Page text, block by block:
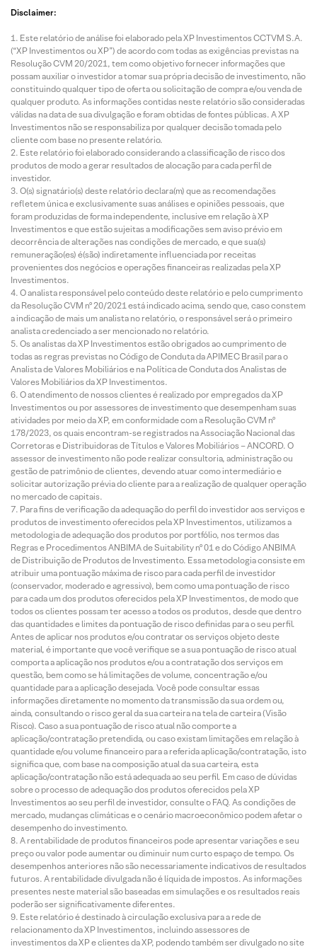
Disclaimer:
Este relatório de análise foi elaborado pela XP Investimentos CCTVM S.A.
(“XP Investimentos ou XP”) de acordo com todas as exigências previstas na
Resolução CVM 20/2021, tem como objetivo fornecer informações que
possam auxiliar o investidor a tomar sua própria decisão de investimento, não
constituindo qualquer tipo de oferta ou solicitação de compra e/ou venda de
qualquer produto. As informações contidas neste relatório são consideradas
válidas na data de sua divulgação e foram obtidas de fontes públicas. A XP
Investimentos não se responsabiliza por qualquer decisão tomada pelo
cliente com base no presente relatório.
Este relatório foi elaborado considerando a classificação de risco dos
produtos de modo a gerar resultados de alocação para cada perfil de
investidor.
O(s) signatário(s) deste relatório declara(m) que as recomendações
refletem única e exclusivamente suas análises e opiniões pessoais, que
foram produzidas de forma independente, inclusive em relação à XP
Investimentos e que estão sujeitas a modificações sem aviso prévio em
decorrência de alterações nas condições de mercado, e que sua(s)
remuneração(es) é(são) indiretamente influenciada por receitas
provenientes dos negócios e operações financeiras realizadas pela XP
Investimentos.
O analista responsável pelo conteúdo deste relatório e pelo cumprimento
da Resolução CVM nº 20/2021 está indicado acima, sendo que, caso constem
a indicação de mais um analista no relatório, o responsável será o primeiro
analista credenciado a ser mencionado no relatório.
Os analistas da XP Investimentos estão obrigados ao cumprimento de
todas as regras previstas no Código de Conduta da APIMEC Brasil para o
Analista de Valores Mobiliários e na Política de Conduta dos Analistas de
Valores Mobiliários da XP Investimentos.
O atendimento de nossos clientes é realizado por empregados da XP
Investimentos ou por assessores de investimento que desempenham suas
atividades por meio da XP, em conformidade com a Resolução CVM nº
178/2023, os quais encontram-se registrados na Associação Nacional das
Corretoras e Distribuidoras de Títulos e Valores Mobiliários – ANCORD. O
assessor de investimento não pode realizar consultoria, administração ou
gestão de patrimônio de clientes, devendo atuar como intermediário e
solicitar autorização prévia do cliente para a realização de qualquer operação
no mercado de capitais.
Para fins de verificação da adequação do perfil do investidor aos serviços e
produtos de investimento oferecidos pela XP Investimentos, utilizamos a
metodologia de adequação dos produtos por portfólio, nos termos das
Regras e Procedimentos ANBIMA de Suitability nº 01 e do Código ANBIMA
de Distribuição de Produtos de Investimento. Essa metodologia consiste em
atribuir uma pontuação máxima de risco para cada perfil de investidor
(conservador, moderado e agressivo), bem como uma pontuação de risco
para cada um dos produtos oferecidos pela XP Investimentos, de modo que
todos os clientes possam ter acesso a todos os produtos, desde que dentro
das quantidades e limites da pontuação de risco definidas para o seu perfil.
Antes de aplicar nos produtos e/ou contratar os serviços objeto deste
material, é importante que você verifique se a sua pontuação de risco atual
comporta a aplicação nos produtos e/ou a contratação dos serviços em
questão, bem como se há limitações de volume, concentração e/ou
quantidade para a aplicação desejada. Você pode consultar essas
informações diretamente no momento da transmissão da sua ordem ou,
ainda, consultando o risco geral da sua carteira na tela de carteira (Visão
Risco). Caso a sua pontuação de risco atual não comporte a
aplicação/contratação pretendida, ou caso existam limitações em relação à
quantidade e/ou volume financeiro para a referida aplicação/contratação, isto
significa que, com base na composição atual da sua carteira, esta
aplicação/contratação não está adequada ao seu perfil. Em caso de dúvidas
sobre o processo de adequação dos produtos oferecidos pela XP
Investimentos ao seu perfil de investidor, consulte o FAQ. As condições de
mercado, mudanças climáticas e o cenário macroeconômico podem afetar o
desempenho do investimento.
A rentabilidade de produtos financeiros pode apresentar variações e seu
preço ou valor pode aumentar ou diminuir num curto espaço de tempo. Os
desempenhos anteriores não são necessariamente indicativos de resultados
futuros. A rentabilidade divulgada não é líquida de impostos. As informações
presentes neste material são baseadas em simulações e os resultados reais
poderão ser significativamente diferentes.
Este relatório é destinado à circulação exclusiva para a rede de
relacionamento da XP Investimentos, incluindo assessores de
investimentos da XP e clientes da XP, podendo também ser divulgado no site